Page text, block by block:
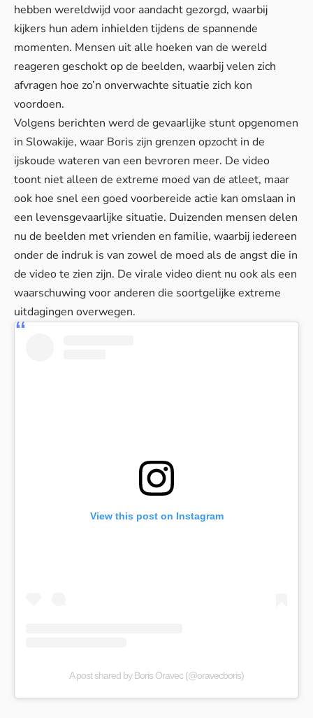
hebben wereldwijd voor aandacht gezorgd, waarbij
kijkers hun adem inhielden tijdens de spannende
momenten. Mensen uit alle hoeken van de wereld
reageren geschokt op de beelden, waarbij velen zich
afvragen hoe zo’n onverwachte situatie zich kon
voordoen.
Volgens berichten werd de gevaarlijke stunt opgenomen
in Slowakije, waar Boris zijn grenzen opzocht in de
ijskoude wateren van een bevroren meer. De video
toont niet alleen de extreme moed van de atleet, maar
ook hoe snel een goed voorbereide actie kan omslaan in
een levensgevaarlijke situatie. Duizenden mensen delen
nu de beelden met vrienden en familie, waarbij iedereen
onder de indruk is van zowel de moed als de angst die in
de video te zien zijn. De virale video dient nu ook als een
waarschuwing voor anderen die soortgelijke extreme
uitdagingen overwegen.
View this post on Instagram
A post shared by Boris Oravec (@oravecboris)